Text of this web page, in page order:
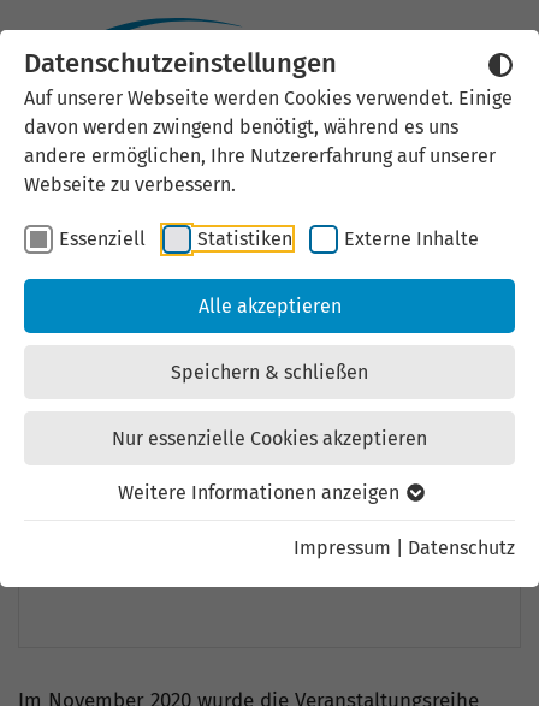
Datenschutzeinstellungen
Auf unserer Webseite werden Cookies verwendet. Einige
davon werden zwingend benötigt, während es uns
andere ermöglichen, Ihre Nutzererfahrung auf unserer
Webseite zu verbessern.
Essenziell Statistiken Externe Inhalte
Alle akzeptieren
Speichern & schließen
Nur essenzielle Cookies akzeptieren
Weitere Informationen anzeigen
Impressum Datenschutz
TACT – Transatlantic
Circle Thuringia
Im November 2020 wurde die Veranstaltungsreihe